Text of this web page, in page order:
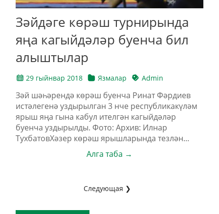
Зәйдәге көрәш турнирында
яңа кагыйдәләр буенча бил
алыштылар
29 гыйнвар 2018 Язмалар Admin
Зәй шәһәрендә көрәш буенча Ринат Фәрдиев
истәлегенә уздырылган 3 нче республикакүләм
ярыш яңа гына кабул ителгән кагыйдәләр
буенча уздырылды. Фото: Архив: Илнар
ТухбатовХәзер көрәш ярышларында тезлән...
Алга таба →
Следующая ❯